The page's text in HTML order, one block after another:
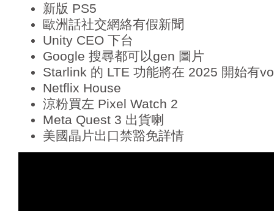
新版 PS5
歐洲話社交網絡有假新聞
Unity CEO 下台
Google 搜尋都可以gen 圖片
Starlink 的 LTE 功能將在 2025 開始有
Netflix House
涼粉買左 Pixel Watch 2
Meta Quest 3 出貨喇
美國晶片出口禁豁免詳情